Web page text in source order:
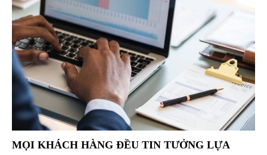
MỌI KHÁCH HÀNG ĐỀU TIN TƯỞNG LỰA